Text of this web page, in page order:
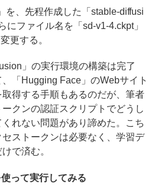
、先程作成した「stable-diffusi
にファイル名を「sd-v1-4.ckpt」
更する。
」の実行環境の構築は完了
「Hugging Face」のWebサイト
得する手順もあるのだが、筆者
クンの認証スクリプトでどうし
れない問題があり諦めた。こち
ストークンは必要なく、学習デ
で済む。
って実行してみる